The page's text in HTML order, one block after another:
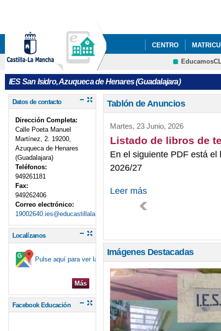
CENTRO
PODCAST ONDASANI
EXÁMENES PARA
CRFP
IES San Isidro, Azuqueca de Henares (Guadalajara)
Datos de contacto
Dirección Completa:
Calle Poeta Manuel
Martínez, 2. 19200,
Azuqueca de Henares
(Guadalajara)
Teléfonos:
949261181
Fax:
949262406
Correo electrónico:
19002640.ies@educastillalamancha.es
Localízanos
Pulse aquí para ver la ubicación en el mapa
Más
Facebook Educación
Tablón de Anuncios
Martes, 23 Junio, 2026
Listado de libros de
En el siguiente PDF está
2026/27
Leer más
Imágenes Destacadas